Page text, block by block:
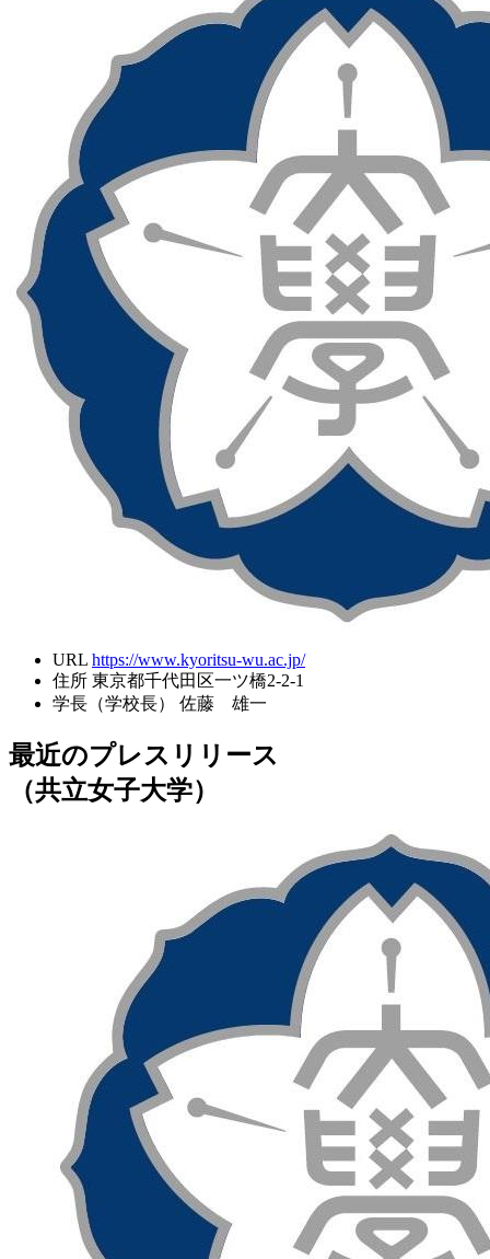
URL https://www.kyoritsu-wu.ac.jp/
住所 東京都千代田区一ツ橋2-2-1
学長（学校長）
佐藤 雄一
最近のプレスリリース
（共立女子大学）